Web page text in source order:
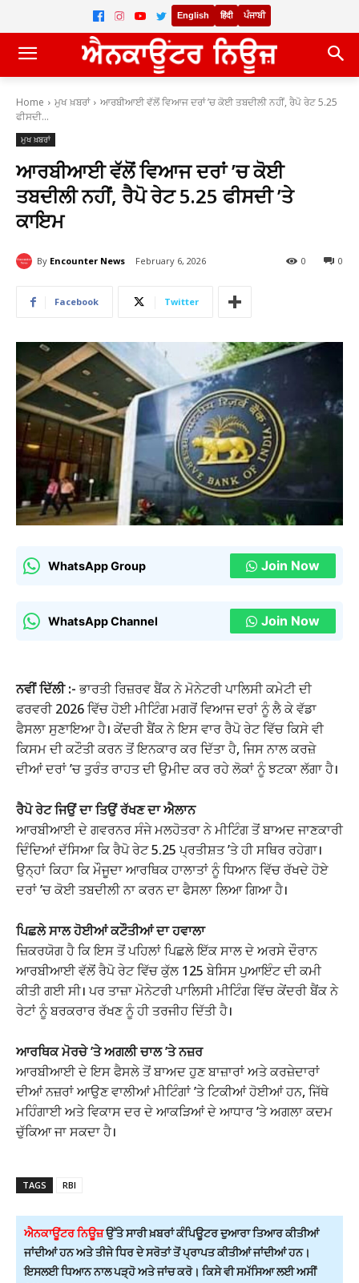
English हिंदी ਪੰਜਾਬੀ
Home ਮੁਖ ਖ਼ਬਰਾਂ
ਆਰਬੀਆਈ ਵੱਲੋਂ ਵਿਆਜ ਦਰਾਂ ’ਚ ਕੋਈ ਤਬਦੀਲੀ ਨਹੀਂ, ਰੈਪੋ ਰੇਟ 5.25
ਫੀਸਦੀ...
ਮੁਖ ਖ਼ਬਰਾਂ
ਆਰਬੀਆਈ ਵੱਲੋਂ ਵਿਆਜ ਦਰਾਂ ’ਚ ਕੋਈ
ਤਬਦੀਲੀ ਨਹੀਂ, ਰੈਪੋ ਰੇਟ 5.25 ਫੀਸਦੀ ’ਤੇ
ਕਾਇਮ
By Encounter News February 6, 2026 0
0
Facebook Twitter
WhatsApp Group Join Now
WhatsApp Channel Join Now
ਨਵੀਂ ਦਿੱਲੀ :-ਭਾਰਤੀ ਰਿਜ਼ਰਵ ਬੈਂਕ ਨੇ ਮੋਨੇਟਰੀ ਪਾਲਿਸੀ ਕਮੇਟੀ ਦੀ
ਫਰਵਰੀ 2026 ਵਿੱਚ ਹੋਈ ਮੀਟਿੰਗ ਮਗਰੋਂ ਵਿਆਜ ਦਰਾਂ ਨੂੰ ਲੈ ਕੇ ਵੱਡਾ
ਫੈਸਲਾ ਸੁਣਾਇਆ ਹੈ। ਕੇਂਦਰੀ ਬੈਂਕ ਨੇ ਇਸ ਵਾਰ ਰੈਪੋ ਰੇਟ ਵਿੱਚ ਕਿਸੇ ਵੀ
ਕਿਸਮ ਦੀ ਕਟੌਤੀ ਕਰਨ ਤੋਂ ਇਨਕਾਰ ਕਰ ਦਿੱਤਾ ਹੈ, ਜਿਸ ਨਾਲ ਕਰਜ਼ੇ
ਦੀਆਂ ਦਰਾਂ ’ਚ ਤੁਰੰਤ ਰਾਹਤ ਦੀ ਉਮੀਦ ਕਰ ਰਹੇ ਲੋਕਾਂ ਨੂੰ ਝਟਕਾ ਲੱਗਾ ਹੈ।
ਰੈਪੋ ਰੇਟ ਜਿਉਂ ਦਾ ਤਿਉਂ ਰੱਖਣ ਦਾ ਐਲਾਨ
ਆਰਬੀਆਈ ਦੇ ਗਵਰਨਰ ਸੰਜੇ ਮਲਹੋਤਰਾ ਨੇ ਮੀਟਿੰਗ ਤੋਂ ਬਾਅਦ ਜਾਣਕਾਰੀ
ਦਿੰਦਿਆਂ ਦੱਸਿਆ ਕਿ ਰੈਪੋ ਰੇਟ 5.25 ਪ੍ਰਤੀਸ਼ਤ ’ਤੇ ਹੀ ਸਥਿਰ ਰਹੇਗਾ।
ਉਨ੍ਹਾਂ ਕਿਹਾ ਕਿ ਮੌਜੂਦਾ ਆਰਥਿਕ ਹਾਲਾਤਾਂ ਨੂੰ ਧਿਆਨ ਵਿੱਚ ਰੱਖਦੇ ਹੋਏ
ਦਰਾਂ ’ਚ ਕੋਈ ਤਬਦੀਲੀ ਨਾ ਕਰਨ ਦਾ ਫੈਸਲਾ ਲਿਆ ਗਿਆ ਹੈ।
ਪਿਛਲੇ ਸਾਲ ਹੋਈਆਂ ਕਟੌਤੀਆਂ ਦਾ ਹਵਾਲਾ
ਜ਼ਿਕਰਯੋਗ ਹੈ ਕਿ ਇਸ ਤੋਂ ਪਹਿਲਾਂ ਪਿਛਲੇ ਇੱਕ ਸਾਲ ਦੇ ਅਰਸੇ ਦੌਰਾਨ
ਆਰਬੀਆਈ ਵੱਲੋਂ ਰੈਪੋ ਰੇਟ ਵਿੱਚ ਕੁੱਲ 125 ਬੇਸਿਸ ਪੁਆਇੰਟ ਦੀ ਕਮੀ
ਕੀਤੀ ਗਈ ਸੀ। ਪਰ ਤਾਜ਼ਾ ਮੋਨੇਟਰੀ ਪਾਲਿਸੀ ਮੀਟਿੰਗ ਵਿੱਚ ਕੇਂਦਰੀ ਬੈਂਕ ਨੇ
ਰੇਟਾਂ ਨੂੰ ਬਰਕਰਾਰ ਰੱਖਣ ਨੂੰ ਹੀ ਤਰਜੀਹ ਦਿੱਤੀ ਹੈ।
ਆਰਥਿਕ ਮੋਰਚੇ ’ਤੇ ਅਗਲੀ ਚਾਲ ’ਤੇ ਨਜ਼ਰ
ਆਰਬੀਆਈ ਦੇ ਇਸ ਫੈਸਲੇ ਤੋਂ ਬਾਅਦ ਹੁਣ ਬਾਜ਼ਾਰਾਂ ਅਤੇ ਕਰਜ਼ੇਦਾਰਾਂ
ਦੀਆਂ ਨਜ਼ਰਾਂ ਆਉਣ ਵਾਲੀਆਂ ਮੀਟਿੰਗਾਂ ’ਤੇ ਟਿਕੀਆਂ ਹੋਈਆਂ ਹਨ, ਜਿੱਥੇ
ਮਹਿੰਗਾਈ ਅਤੇ ਵਿਕਾਸ ਦਰ ਦੇ ਆਕੜਿਆਂ ਦੇ ਆਧਾਰ ’ਤੇ ਅਗਲਾ ਕਦਮ
ਚੁੱਕਿਆ ਜਾ ਸਕਦਾ ਹੈ।
TAGS RBI
ਐਨਕਾਊਂਟਰ ਨਿਊਜ਼ਉੱਤੇ ਸਾਰੀ ਖ਼ਬਰਾਂ ਕੰਪਿਊਟਰ ਦੁਆਰਾ ਤਿਆਰ ਕੀਤੀਆਂ
ਜਾਂਦੀਆਂ ਹਨ ਅਤੇ ਤੀਜੇ ਧਿਰ ਦੇ ਸਰੋਤਾਂ ਤੋਂ ਪ੍ਰਾਪਤ ਕੀਤੀਆਂ ਜਾਂਦੀਆਂ ਹਨ।
ਇਸਲਈ ਧਿਆਨ ਨਾਲ ਪੜ੍ਹੋ ਅਤੇ ਜਾਂਚ ਕਰੋ। ਕਿਸੇ ਵੀ ਸਮੱਸਿਆ ਲਈ ਅਸੀਂ